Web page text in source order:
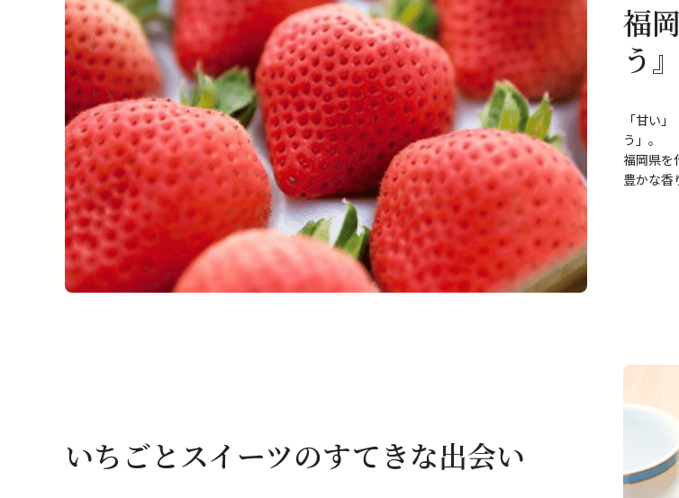
福
う』
「甘い
う」。
福岡県を
豊かな香
いちごとスイーツのすてきな出会い